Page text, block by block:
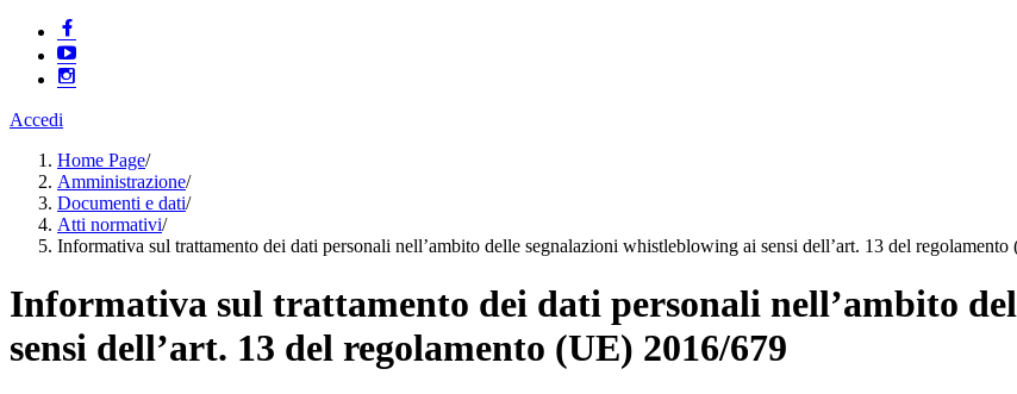
Accedi
Home Page/
Amministrazione/
Documenti e dati/
Atti normativi/
Informativa sul trattamento dei dati personali nell’ambito delle segnalazioni whistleblowing ai sensi dell’art. 13 del
Informativa sul trattamento dei dati personali nell’ambito
sensi dell’art. 13 del regolamento (UE) 2016/679